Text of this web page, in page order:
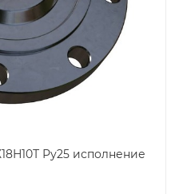
Ру25 исполнение